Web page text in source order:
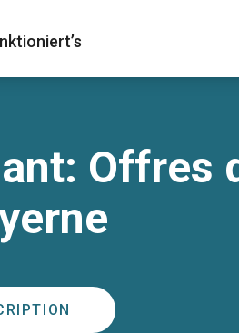
Offres